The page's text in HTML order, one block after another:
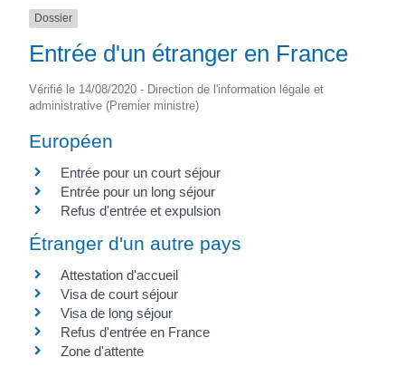
Dossier
Entrée d'un étranger en France
Vérifié le 14/08/2020 - Direction de l'information légale et
administrative (Premier ministre)
Européen
Entrée pour un court séjour
Entrée pour un long séjour
Refus d'entrée et expulsion
Étranger d'un autre pays
Attestation d'accueil
Visa de court séjour
Visa de long séjour
Refus d'entrée en France
Zone d'attente